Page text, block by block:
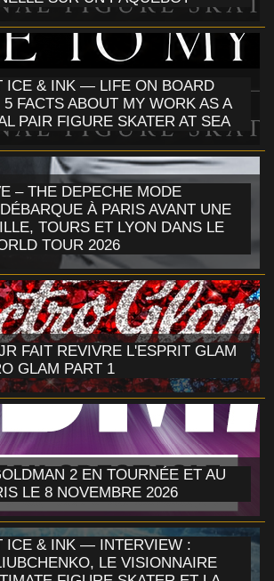
ICE & INK — LIFE ON BOARD
FACTS ABOUT MY WORK AS A
PAIR FIGURE SKATER AT SEA
– THE DEPECHE MODE
À PARIS AVANT UNE
TOURS ET LYON DANS LE
TOUR 2026
FAIT REVIVRE L'ESPRIT GLAM
GLAM PART 1
2 EN TOURNÉE ET AU
LE 8 NOVEMBRE 2026
ICE & INK — INTERVIEW :
LE VISIONNAIRE